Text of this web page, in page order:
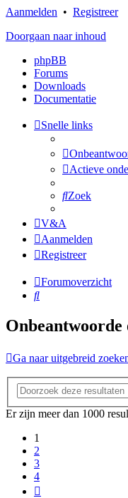
Aanmelden • Registreer
Doorgaan naar inhoud
phpBB
Forums
Downloads
Documentatie
Snelle links
Actieve
Zoek
V&A
Aanmelden
Registreer
Forumoverzicht
Zoek
Onbeantwoorde
Ga naar uitgebreid
Er zijn meer dan 1000
1
2
3
4